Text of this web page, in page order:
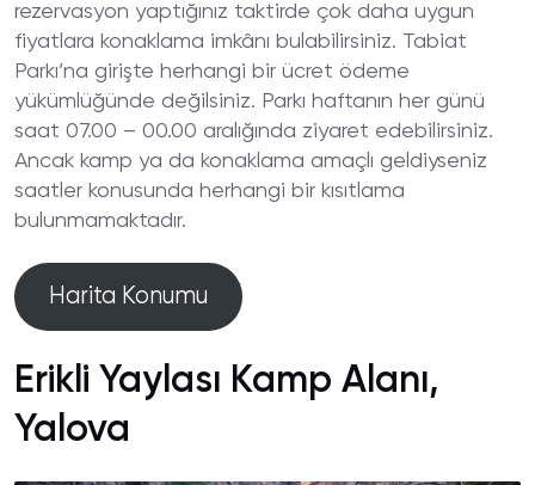
rezervasyon yaptığınız taktirde çok daha uygun
fiyatlara konaklama imkânı bulabilirsiniz. Tabiat
Parkı’na girişte herhangi bir ücret ödeme
yükümlüğünde değilsiniz. Parkı haftanın her günü
saat 07.00 – 00.00 aralığında ziyaret edebilirsiniz.
Ancak kamp ya da konaklama amaçlı geldiyseniz
saatler konusunda herhangi bir kısıtlama
bulunmamaktadır.
Harita Konumu
Erikli Yaylası Kamp Alanı,
Yalova